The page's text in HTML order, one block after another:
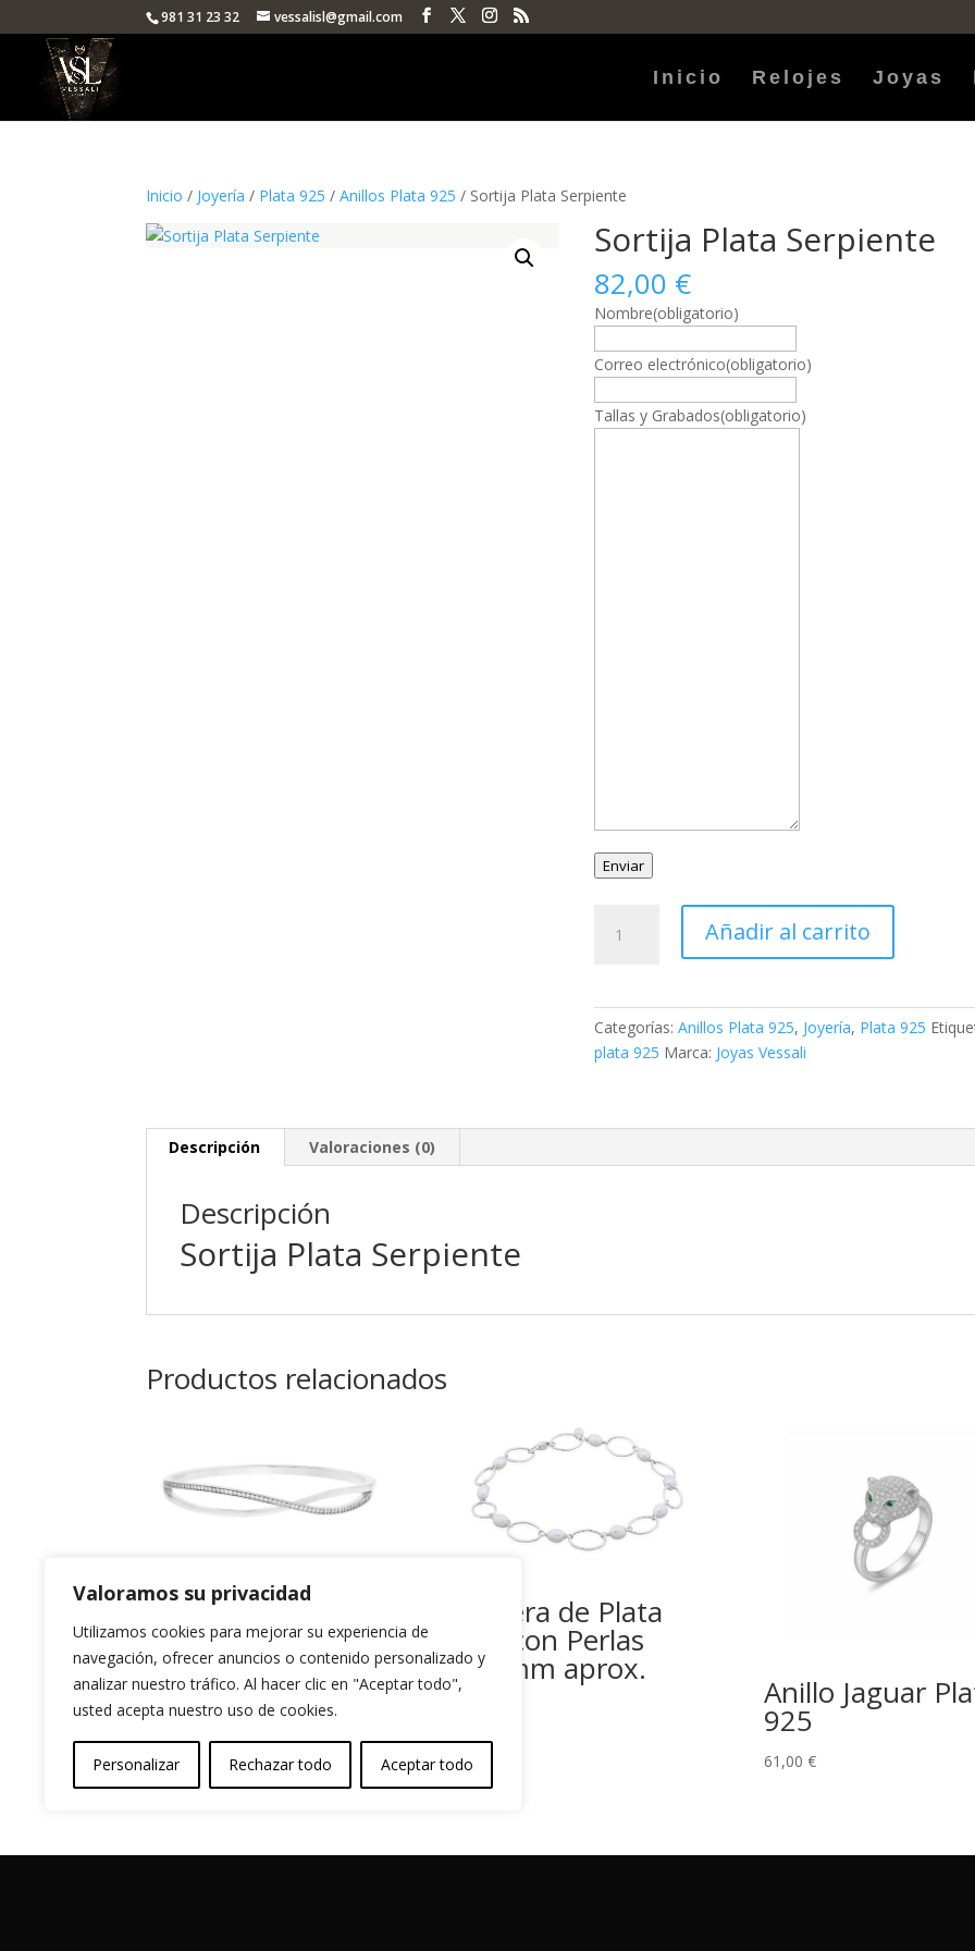
Valoramos su privacidad
Utilizamos cookies para mejorar su experiencia de
navegación, ofrecer anuncios o contenido personalizado y
analizar nuestro tráfico. Al hacer clic en "Aceptar todo",
usted acepta nuestro uso de cookies.
Personalizar Rechazar todo Aceptar todo
981 31 23 32 vessalisl@gmail.com
Inicio Relojes Joyas
Inicio / Joyería / Plata 925 /Anillos Plata 925 / Sortija Plata Serpiente
Sortija Plata Serpiente
82,00 €
Nombre(obligatorio)
Correo electrónico(obligatorio)
Tallas y Grabados(obligatorio)
Enviar
Plata
Añadir al carrito
Categorías:Anillos Plata 925, Joyería, Plata 925
plata 925 Marca: Joyas Vessali
Descripción Valoraciones (0)
Descripción
Sortija Plata Serpiente
Productos relacionados
Brazalete plata
925 con circonita
122,99€
Pulsera de Plata
925 con Perlas
4X7mm aprox.
Anillo Jaguar
925
61,00 €